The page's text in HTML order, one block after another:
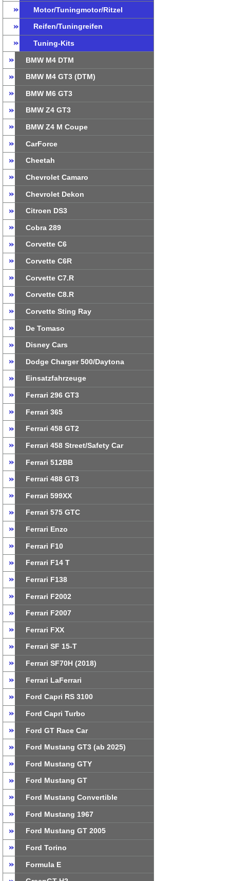
Motor/Tuningmotor/Ritzel
Reifen/Tuningreifen
Tuning-Kits
BMW M4 DTM
BMW M4 GT3 (DTM)
BMW M6 GT3
BMW Z4 GT3
BMW Z4 M Coupe
CarForce
Cheetah
Chevrolet Camaro
Chevrolet Dekon
Citroen DS3
Cobra 289
Corvette C6
Corvette C6R
Corvette C7.R
Corvette C8.R
Corvette Sting Ray
De Tomaso
Disney Cars
Dodge Charger 500/Daytona
Einsatzfahrzeuge
Ferrari 296 GT3
Ferrari 365
Ferrari 458 GT2
Ferrari 458 Street/Safety Car
Ferrari 512BB
Ferrari 488 GT3
Ferrari 599XX
Ferrari 575 GTC
Ferrari Enzo
Ferrari F10
Ferrari F14 T
Ferrari F138
Ferrari F2002
Ferrari F2007
Ferrari FXX
Ferrari SF 15-T
Ferrari SF70H (2018)
Ferrari LaFerrari
Ford Capri RS 3100
Ford Capri Turbo
Ford GT Race Car
Ford Mustang GT3 (ab 2025)
Ford Mustang GTY
Ford Mustang GT
Ford Mustang Convertible
Ford Mustang 1967
Ford Mustang GT 2005
Ford Torino
Formula E